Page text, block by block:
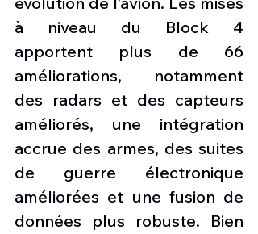
à niveau du Block 4
apportent plus de 66
améliorations, notamment
des radars et des capteurs
améliorés, une intégration
accrue des armes, des suites
de guerre électronique
améliorées et une fusion de
données plus robuste. Bien